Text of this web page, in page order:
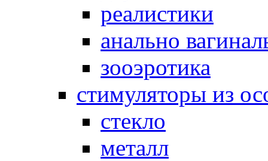
реалистики
анально
зооэротика
стимуляторы из
стекло
металл